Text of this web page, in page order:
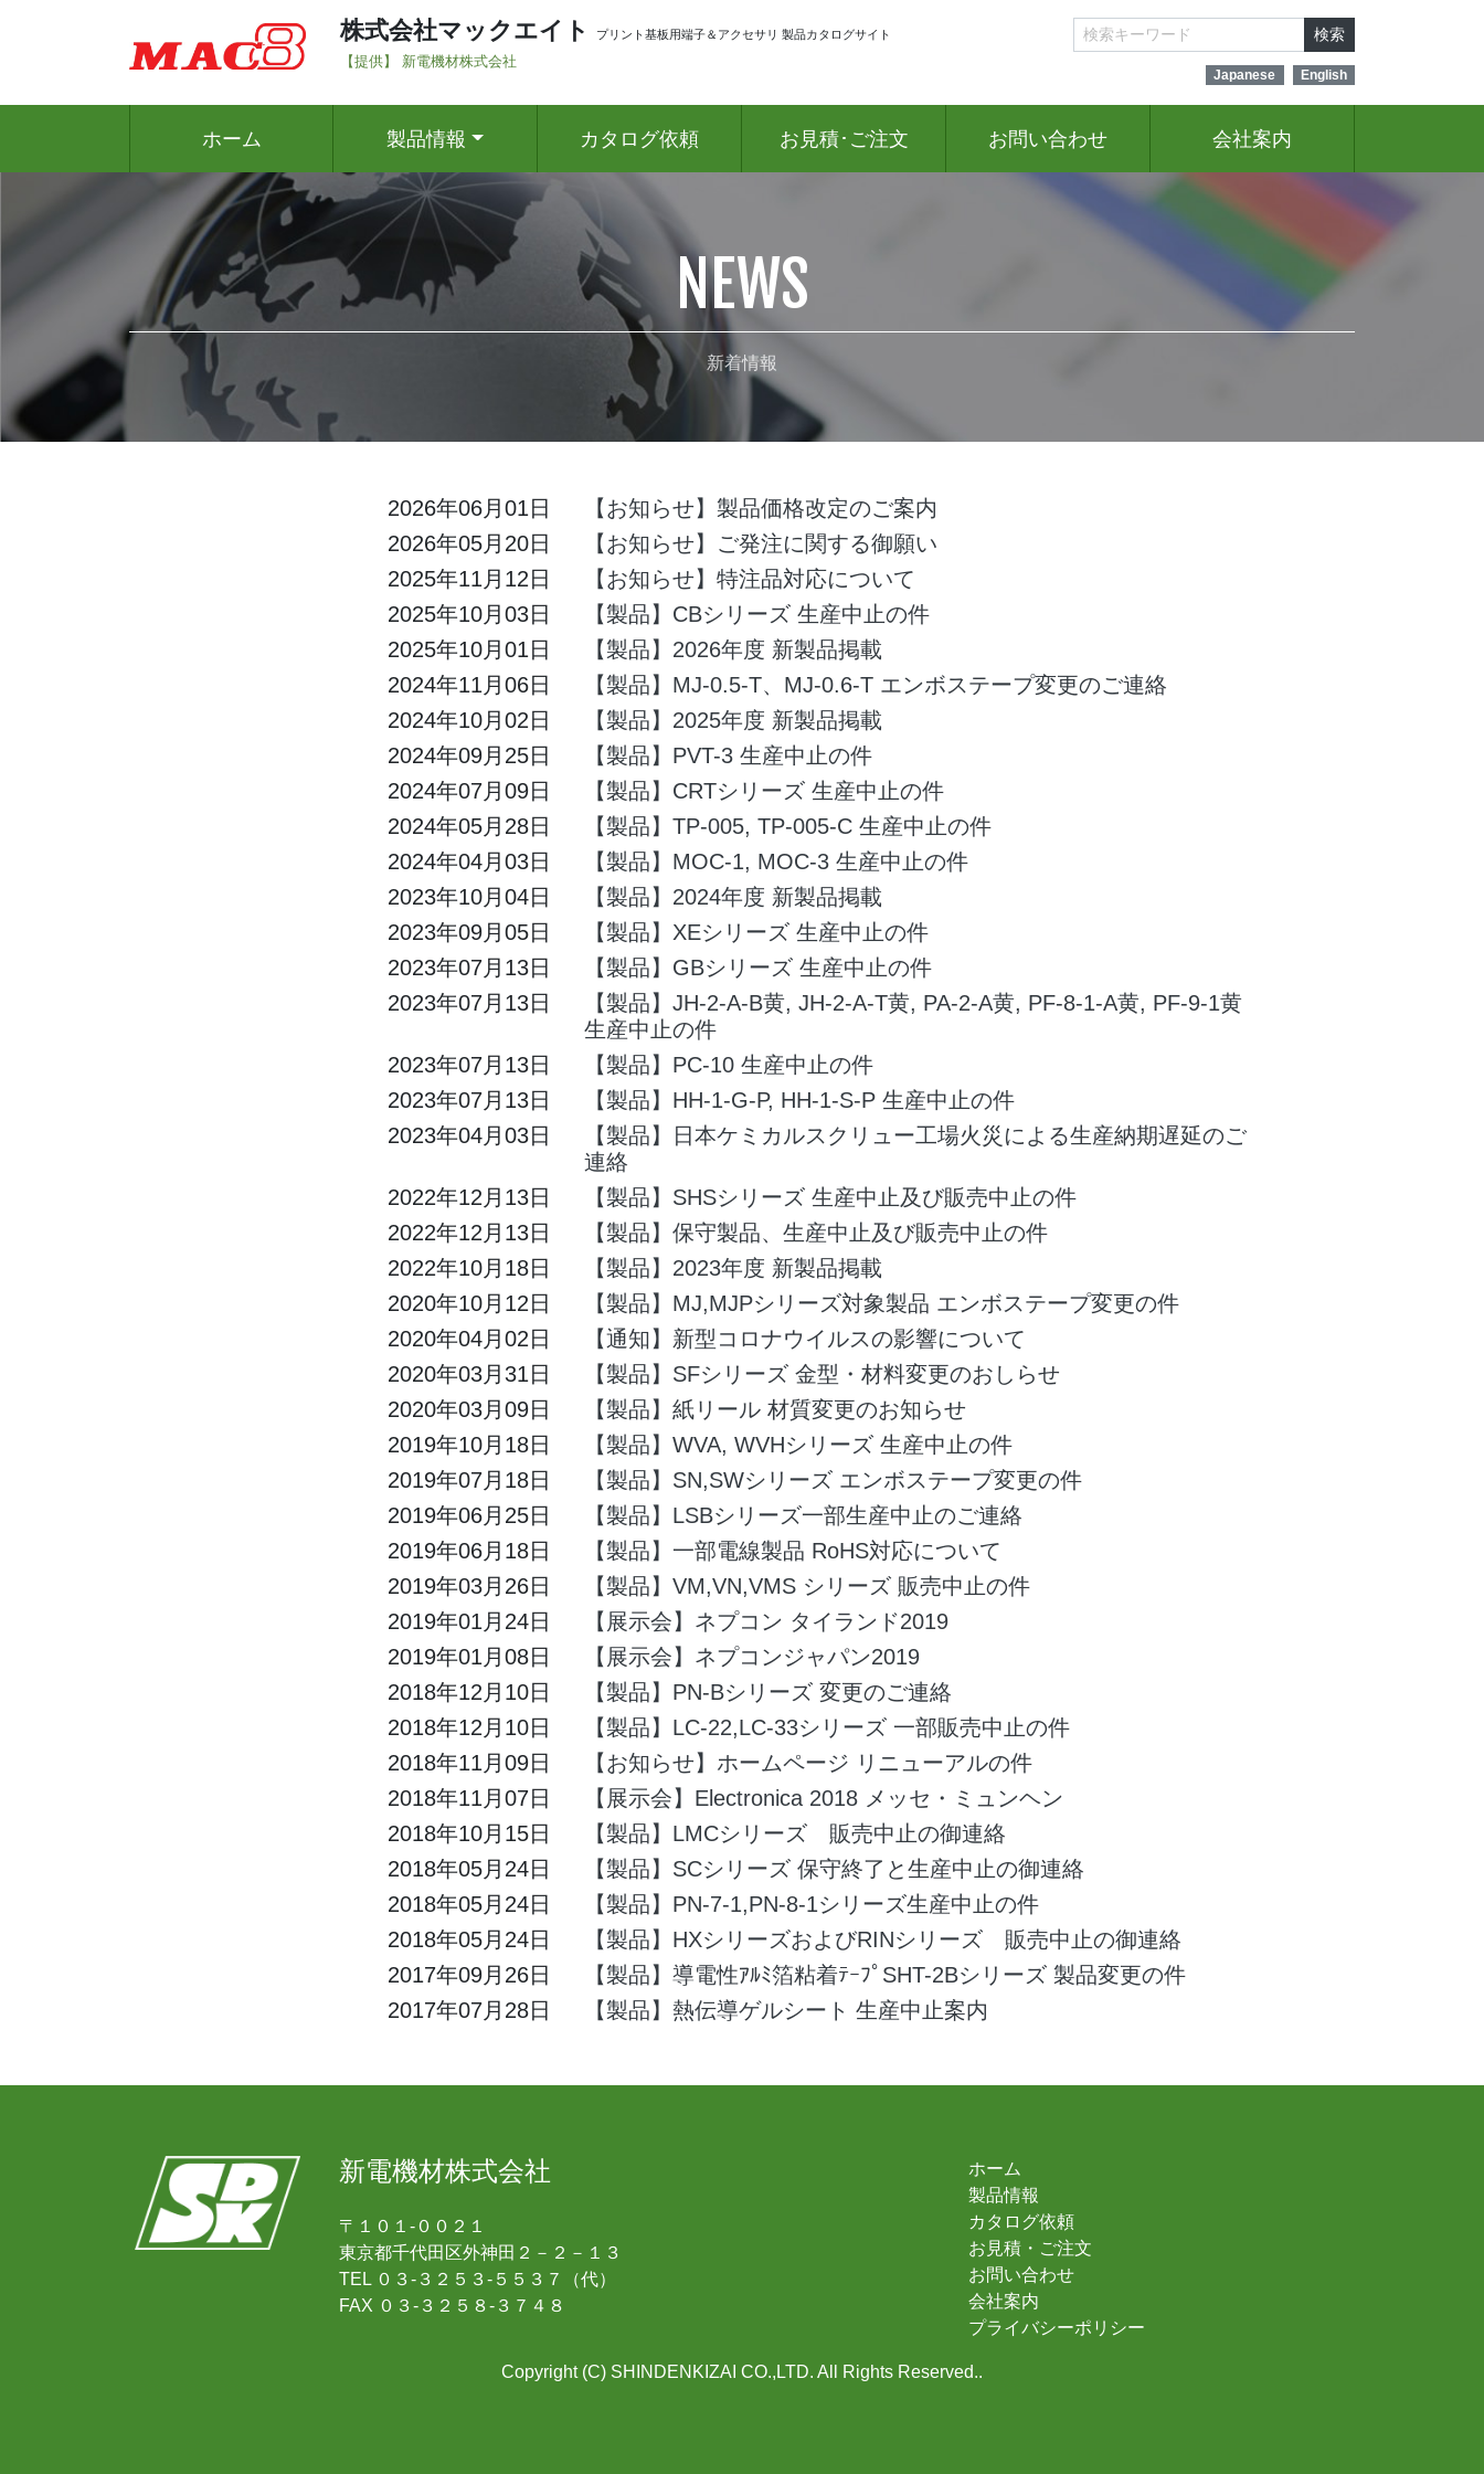
株式会社マックエイト プリント基板用端子＆アクセサリ 製品カタログサイト
【提供】 新電機材株式会社
検索
Japanese English
ホーム 製品情報 カタログ依頼 お見積･ご注文 お問い合わせ 会社案内
NEWS
新着情報
2026年06月01日
【お知らせ】製品価格改定のご案内
2026年05月20日
【お知らせ】ご発注に関する御願い
2025年11月12日
【お知らせ】特注品対応について
2025年10月03日
【製品】CBシリーズ 生産中止の件
2025年10月01日
【製品】2026年度 新製品掲載
2024年11月06日
【製品】MJ-0.5-T、MJ-0.6-T エンボステープ変更のご連絡
2024年10月02日
【製品】2025年度 新製品掲載
2024年09月25日
【製品】PVT-3 生産中止の件
2024年07月09日
【製品】CRTシリーズ 生産中止の件
2024年05月28日
【製品】TP-005, TP-005-C 生産中止の件
2024年04月03日
【製品】MOC-1, MOC-3 生産中止の件
2023年10月04日
【製品】2024年度 新製品掲載
2023年09月05日
【製品】XEシリーズ 生産中止の件
2023年07月13日
【製品】GBシリーズ 生産中止の件
2023年07月13日
【製品】JH-2-A-B黄, JH-2-A-T黄, PA-2-A黄, PF-8-1-A黄, PF-9-1黄
生産中止の件
2023年07月13日
【製品】PC-10 生産中止の件
2023年07月13日
【製品】HH-1-G-P, HH-1-S-P 生産中止の件
2023年04月03日
【製品】日本ケミカルスクリュー工場火災による生産納期遅延のご
連絡
2022年12月13日
【製品】SHSシリーズ 生産中止及び販売中止の件
2022年12月13日
【製品】保守製品、生産中止及び販売中止の件
2022年10月18日
【製品】2023年度 新製品掲載
2020年10月12日
【製品】MJ,MJPシリーズ対象製品 エンボステープ変更の件
2020年04月02日
【通知】新型コロナウイルスの影響について
2020年03月31日
【製品】SFシリーズ 金型・材料変更のおしらせ
2020年03月09日
【製品】紙リール 材質変更のお知らせ
2019年10月18日
【製品】WVA, WVHシリーズ 生産中止の件
2019年07月18日
【製品】SN,SWシリーズ エンボステープ変更の件
2019年06月25日
【製品】LSBシリーズ一部生産中止のご連絡
2019年06月18日
【製品】一部電線製品 RoHS対応について
2019年03月26日
【製品】VM,VN,VMS シリーズ 販売中止の件
2019年01月24日
【展示会】ネプコン タイランド2019
2019年01月08日
【展示会】ネプコンジャパン2019
2018年12月10日
【製品】PN-Bシリーズ 変更のご連絡
2018年12月10日
【製品】LC-22,LC-33シリーズ 一部販売中止の件
2018年11月09日
【お知らせ】ホームページ リニューアルの件
2018年11月07日
【展示会】Electronica 2018 メッセ・ミュンヘン
2018年10月15日
【製品】LMCシリーズ 販売中止の御連絡
2018年05月24日
【製品】SCシリーズ 保守終了と生産中止の御連絡
2018年05月24日
【製品】PN-7-1,PN-8-1シリーズ生産中止の件
2018年05月24日
【製品】HXシリーズおよびRINシリーズ 販売中止の御連絡
2017年09月26日
【製品】導電性ｱﾙﾐ箔粘着ﾃｰﾌﾟSHT-2Bシリーズ 製品変更の件
2017年07月28日
【製品】熱伝導ゲルシート 生産中止案内
新電機材株式会社
〒１０１-００２１
東京都千代田区外神田２－２－１３
TEL ０３-３２５３-５５３７（代）
FAX ０３-３２５８-３７４８
ホーム
製品情報
カタログ依頼
お見積・ご注文
お問い合わせ
会社案内
プライバシーポリシー
Copyright (C) SHINDENKIZAI CO.,LTD. All Rights Reserved..